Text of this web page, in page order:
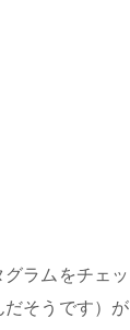
ラムをチェッ
そうです）が